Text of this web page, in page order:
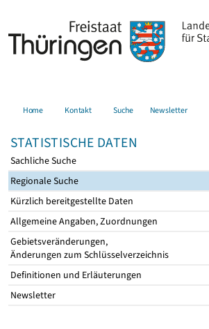
Home Kontakt Suche Newsletter
STATISTISCHE DATEN
Sachliche Suche
Regionale Suche
Kürzlich bereitgestellte Daten
Allgemeine Angaben, Zuordnungen
Gebietsveränderungen,
Änderungen zum Schlüsselverzeichnis
Definitionen und Erläuterungen
Newsletter